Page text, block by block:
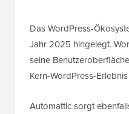
Das WordPress-
Jahr 2025 hingelegt.
seine
Kern-WordPress-
Automattic sorgt